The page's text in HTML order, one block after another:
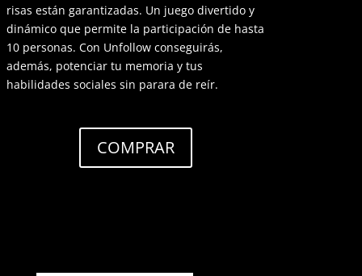
risas están garantizadas. Un juego divertido y
dinámico que permite la participación de hasta
10 personas. Con Unfollow conseguirás,
además, potenciar tu memoria y tus
habilidades sociales sin parara de reír.
COMPRAR